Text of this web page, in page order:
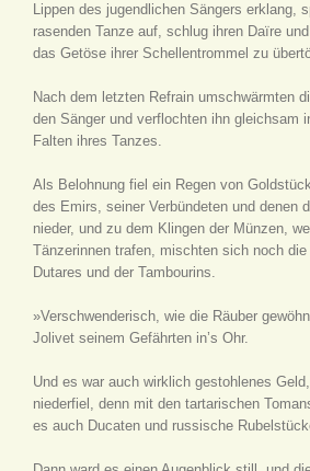
Lippen des jugendlichen Sängers erklang,
rasenden Tanze auf, schlug ihren Daïre
das Getöse ihrer Schellentrommel zu
Nach dem letzten Refrain umschwärmten
den Sänger und verflochten ihn gleichsam
Falten ihres Tanzes.
Als Belohnung fiel ein Regen von
des Emirs, seiner Verbündeten und denen
nieder, und zu dem Klingen der Münzen,
Tänzerinnen trafen, mischten sich noch
Dutares und der Tambourins.
»Verschwenderisch, wie die Räuber
Jolivet seinem Gefährten in’s Ohr.
Und es war auch wirklich gestohlenes
niederfiel, denn mit den tartarischen
es auch Ducaten und russische